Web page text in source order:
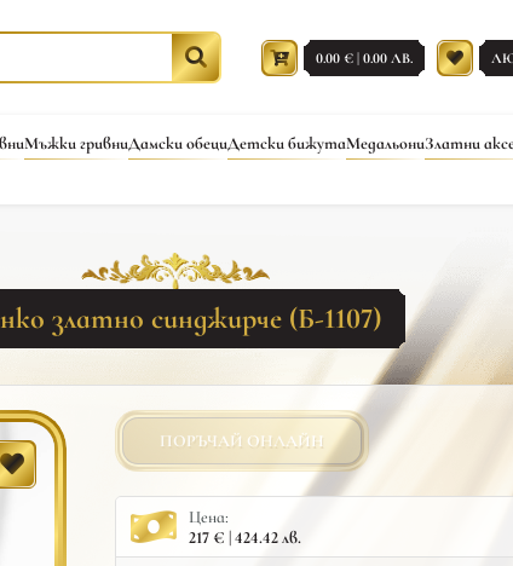
0.00 € | 0.00 ЛВ.
Мъжки гривниДамски обециДетски бижутаМедальониЗлатни
златно синджирче (Б-1107)
ПОРЪЧАЙ ОНЛАЙН
Цена:
217 € | 424.42 лв.